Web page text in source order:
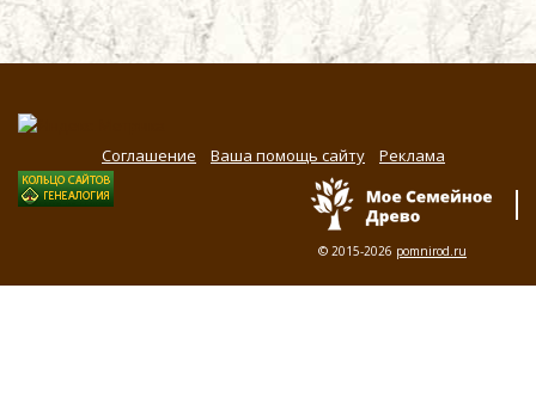
Соглашение Ваша помощь сайту Реклама
© 2015-2026 pomnirod.ru